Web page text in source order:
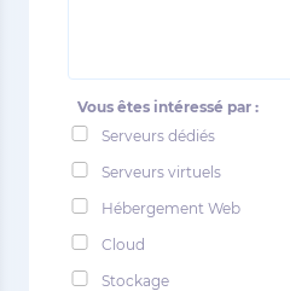
Vous êtes intéressé par :
Serveurs dédiés
Serveurs virtuels
Hébergement Web
Cloud
Stockage